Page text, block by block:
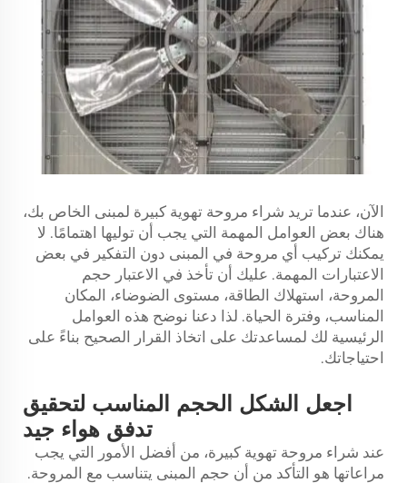
الآن، عندما تريد شراء مروحة تهوية كبيرة لمبنى الخاص بك،
هناك بعض العوامل المهمة التي يجب أن توليها اهتمامًا. لا
يمكنك تركيب أي مروحة في المبنى دون التفكير في بعض
الاعتبارات المهمة. عليك أن تأخذ في الاعتبار حجم
المروحة، استهلاك الطاقة، مستوى الضوضاء، المكان
المناسب، وفترة الحياة. لذا دعنا نوضح هذه العوامل
الرئيسية لك لمساعدتك على اتخاذ القرار الصحيح بناءً على
احتياجاتك.
اجعل الشكل الحجم المناسب لتحقيق
تدفق هواء جيد
عند شراء مروحة تهوية كبيرة، من أفضل الأمور التي يجب
مراعاتها هو التأكد من أن حجم المبنى يتناسب مع المروحة.